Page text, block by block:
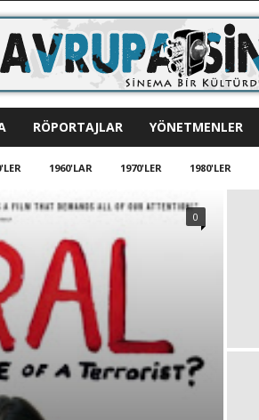
RÖPORTAJLAR YÖNETMENLER
1960'LAR 1970'LER 1980'LER
0